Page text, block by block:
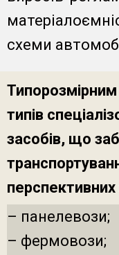
схеми
типів
засобів, що
перспективних
– панелевози;
– фермовози;